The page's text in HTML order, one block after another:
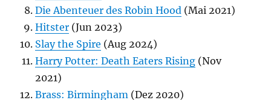
Die Abenteuer des Robin Hood (Mai 2021)
Hitster (Jun 2023)
Slay the Spire (Aug 2024)
Harry Potter: Death Eaters Rising (Nov
2021)
Brass: Birmingham (Dez 2020)